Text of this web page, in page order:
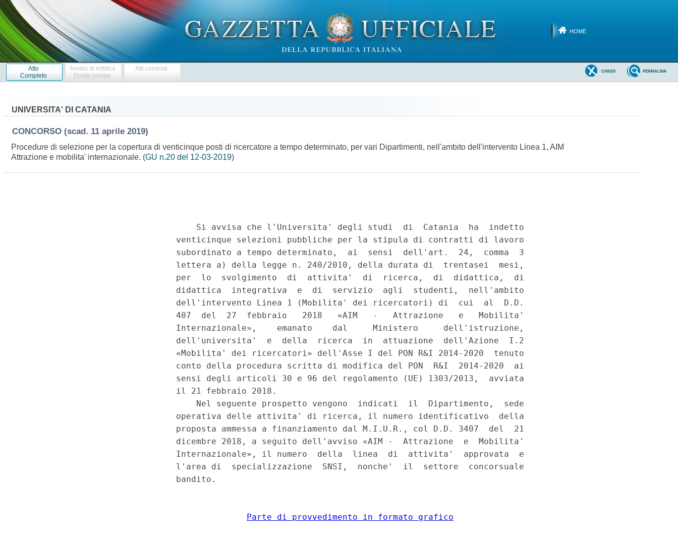
HOME
Atto
Completo
Avviso di rettifica
Errata corrige
Atti correlati PERMALINK
CHIUDI
UNIVERSITA' DI CATANIA
CONCORSO (scad. 11 aprile 2019)
Procedure di selezione per la copertura di venticinque posti di ricercatore a tempo determinato, per vari Dipartimenti, nell'ambito dell'intervento Linea 1, AIM
Attrazione e mobilita' internazionale. (GU n.20 del 12-03-2019)